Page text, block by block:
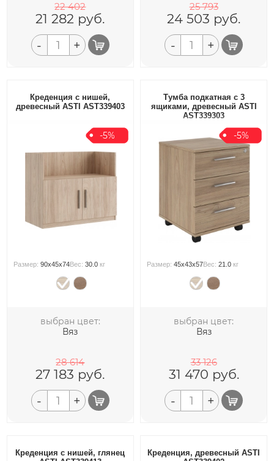
22 402
21 282 руб.
- +
25 793
24 503 руб.
- +
Креденция с нишей,
древесный ASTI AST339403
-5%
Размер:90x45x74Вес:30.0 кг
выбран цвет:
Вяз
28 614
27 183 руб.
- +
Тумба подкатная с 3
ящиками, древесный ASTI
AST339303
-5%
Размер:45x43x57Вес:21.0 кг
выбран цвет:
Вяз
33 126
31 470 руб.
- +
Креденция с нишей, глянец
Креденция, древесный ASTI